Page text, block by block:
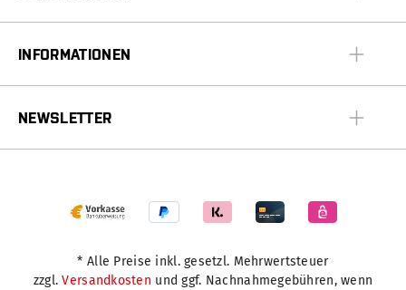
INFORMATIONEN
NEWSLETTER
* Alle Preise inkl. gesetzl. Mehrwertsteuer
zzgl.Versandkosten und ggf. Nachnahmegebühren, wenn